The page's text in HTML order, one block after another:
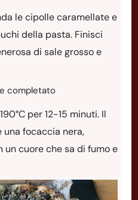
le cipolle caramellate e
della pasta. Finisci
di sale grosso e
completato
per 12-15 minuti. Il
focaccia nera,
cuore che sa di fumo e